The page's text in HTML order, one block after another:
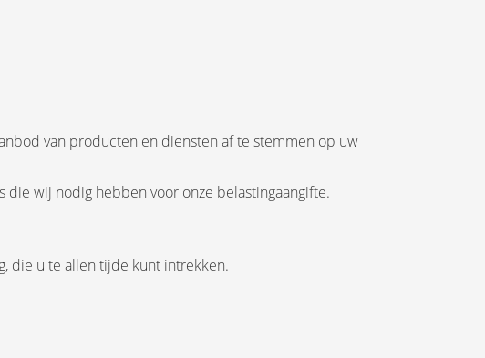
van producten en diensten af te stemmen op uw
die wij nodig hebben voor onze belastingaangifte.
die u te allen tijde kunt intrekken.